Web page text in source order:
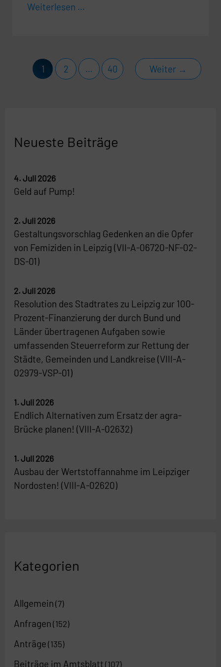
Weiterlesen ...
1 2 … 40 Weiter →
Neueste Beiträge
Geld auf Pump!
4. Juli 2026
Gestaltungsvorschlag Gedenken an die Opfer
von Femiziden in Leipzig (VII-A-06720-NF-02-
DS-01)
2. Juli 2026
Resolution des Stadtrates zu Leipzig zur 100-
Prozent-Finanzierung der durch Bund und
Länder übertragenen Aufgaben sowie
umfassenden Steuerreform zur Rettung der
Städte, Gemeinden und Landkreise (VIII-A-
02979-VSP-01)
2. Juli 2026
Endlich Alternativen zum Ersatz der agra-
Brücke planen! (VIII-A-02632)
1. Juli 2026
Ausbau der Wertstoffannahme im Leipziger
Nordosten! (VIII-A-02620)
1. Juli 2026
Kategorien
Allgemein (7)
Anfragen (152)
Anträge (135)
Beiträge im Amtsblatt (107)